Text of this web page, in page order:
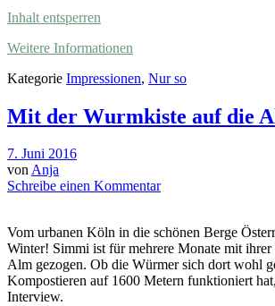
Inhalt entsperren
Weitere Informationen
Kategorie Impressionen, Nur so
Mit der Wurmkiste auf die
7. Juni 2016
vonAnja
Schreibe einen Kommentar
Vom urbanen Köln in die schönen Berge
Winter! Simmi ist für mehrere Monate mit
Alm gezogen. Ob die Würmer sich dort wohl
Kompostieren auf 1600 Metern funktioniert
Interview.